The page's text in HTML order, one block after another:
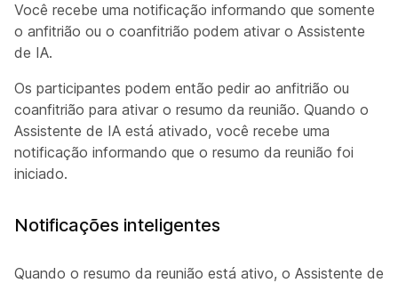
Você recebe uma notificação informando que somente
o anfitrião ou o coanfitrião podem ativar o Assistente
de IA.
Os participantes podem então pedir ao anfitrião ou
coanfitrião para ativar o resumo da reunião. Quando o
Assistente de IA está ativado, você recebe uma
notificação informando que o resumo da reunião foi
iniciado.
Notificações inteligentes
Quando o resumo da reunião está ativo, o Assistente de